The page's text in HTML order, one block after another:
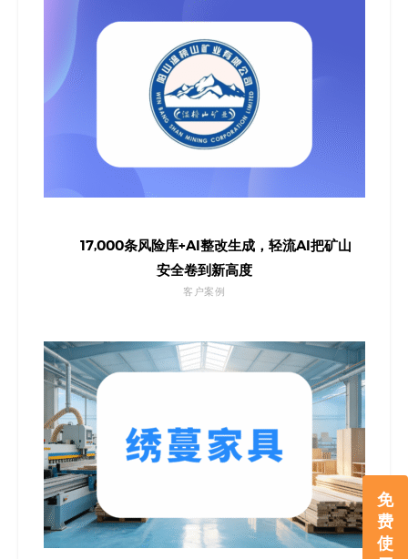
免
费
使
17,000条风险库+AI整改生成，轻流AI把矿山
安全卷到新高度
客户案例